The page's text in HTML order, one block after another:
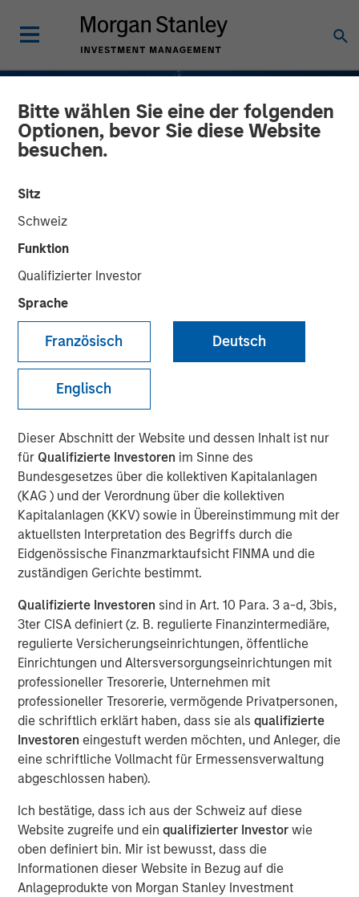
Bitte wählen Sie eine der folgenden
Optionen, bevor Sie diese Website
besuchen.
Sitz
Schweiz
Funktion
Qualifizierter Investor
Sprache
Französisch Deutsch
Englisch
Dieser Abschnitt der Website und dessen Inhalt ist nur
für Qualifizierte Investoren im Sinne des
Bundesgesetzes über die kollektiven Kapitalanlagen
(KAG ) und der Verordnung über die kollektiven
Kapitalanlagen (KKV) sowie in Übereinstimmung mit der
aktuellsten Interpretation des Begriffs durch die
Eidgenössische Finanzmarktaufsicht FINMA und die
zuständigen Gerichte bestimmt.
Qualifizierte Investoren sind in Art. 10 Para. 3 a-d, 3bis,
3ter CISA definiert (z. B. regulierte Finanzintermediäre,
regulierte Versicherungseinrichtungen, öffentliche
Einrichtungen und Altersversorgungseinrichtungen mit
professioneller Tresorerie, Unternehmen mit
professioneller Tresorerie, vermögende Privatpersonen,
die schriftlich erklärt haben, dass sie alsqualifizierte
Investoren eingestuft werden möchten, und Anleger, die
eine schriftliche Vollmacht für Ermessensverwaltung
abgeschlossen haben).
Ich bestätige, dass ich aus der Schweiz auf diese
Website zugreife und ein qualifizierter Investor wie
oben definiert bin. Mir ist bewusst, dass die
Informationen dieser Website in Bezug auf die
Anlageprodukte von Morgan Stanley Investment
A New Management
Approach for a New
Market Regime
14 OKTOBER 2024
The Authors
Jim Caron
Managing Director
Ryan Meredith, FFA, CFA
Managing Director
KEY TAKEAWAYS
We believe investment professionals should
consider modifying their management
approach, one that is better suited for a new
market regime.